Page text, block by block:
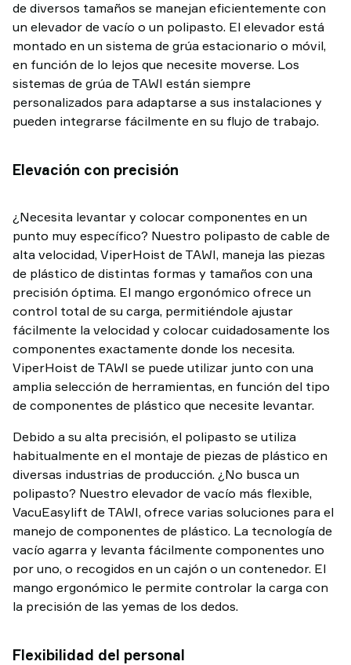
de diversos tamaños se manejan eficientemente con
un elevador de vacío o un polipasto. El elevador está
montado en un sistema de grúa estacionario o móvil,
en función de lo lejos que necesite moverse. Los
sistemas de grúa de TAWI están siempre
personalizados para adaptarse a sus instalaciones y
pueden integrarse fácilmente en su flujo de trabajo.
Elevación con precisión
¿Necesita levantar y colocar componentes en un
punto muy específico? Nuestro polipasto de cable de
alta velocidad, ViperHoist de TAWI, maneja las piezas
de plástico de distintas formas y tamaños con una
precisión óptima. El mango ergonómico ofrece un
control total de su carga, permitiéndole ajustar
fácilmente la velocidad y colocar cuidadosamente los
componentes exactamente donde los necesita.
ViperHoist de TAWI se puede utilizar junto con una
amplia selección de herramientas, en función del tipo
de componentes de plástico que necesite levantar.
Debido a su alta precisión, el polipasto se utiliza
habitualmente en el montaje de piezas de plástico en
diversas industrias de producción. ¿No busca un
polipasto? Nuestro elevador de vacío más flexible,
VacuEasylift de TAWI, ofrece varias soluciones para el
manejo de componentes de plástico. La tecnología de
vacío agarra y levanta fácilmente componentes uno
por uno, o recogidos en un cajón o un contenedor. El
mango ergonómico le permite controlar la carga con
la precisión de las yemas de los dedos.
Flexibilidad del personal